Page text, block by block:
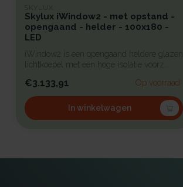
SKYLUX
Skylux iWindow2 - met opstand -
opengaand - helder - 100x180 -
LED
iWindow2 is een opengaand heldere glazen
lichtkoepel met een hoge isolatie voorz...
€3.133,91 Op voorraad
In winkelwagen